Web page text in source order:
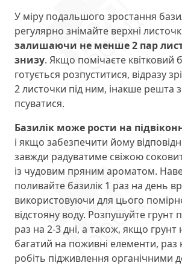
У міру подальшого зростання
регулярно знімайте верхні
залишаючи не менше 2 пар
знизу. Якщо помічаєте квітковий
готується розпуститися, відразу
2 листочки під ним, інакше решта
псуватися.
Базилік може рости на
і якщо забезпечити йому
завжди радуватиме свіжою
із чудовим пряним ароматом.
поливайте базилік 1 раз на день
використовуючи для цього
відстояну воду. Розпушуйте грунт
раз на 2-3 дні, а також, якщо грунт
багатий на поживні елементи, раз
робіть підживлення органічними